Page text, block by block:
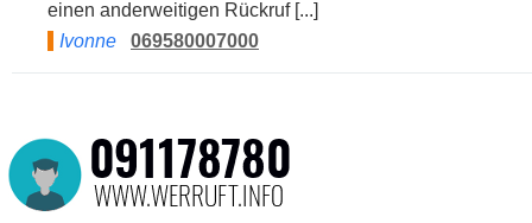
einen anderweitigen Rückruf [...]
Ivonne
069580007000